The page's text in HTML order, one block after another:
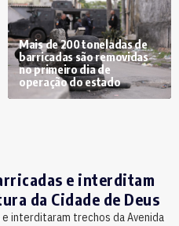
Mais de 200 toneladas de
barricadas são removidas
no primeiro dia de
operação do estado
e interditam
da Cidade de Deus
interditaram trechos da Avenida